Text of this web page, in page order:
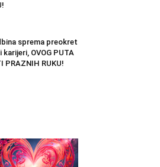
sprema preokret
karijeri, OVOG PUTA
PRAZNIH RUKU!